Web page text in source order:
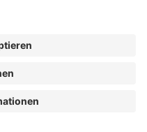
und
Anleitung für